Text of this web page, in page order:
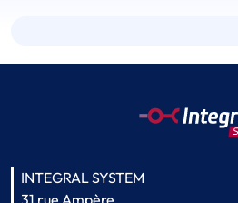
INTEGRAL SYSTEM